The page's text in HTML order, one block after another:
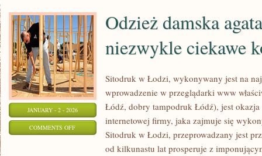
JANUARY - 2 - 2026
COMMENTS OFFON
Odzież damska
niezwykle ciekawe
Sitodruk w Łodzi, wykonywany jest na
wprowadzenie w przeglądarki www
Łódź, dobry tampodruk Łódź), jest
internetowej firmy, jaka zajmuje się
Sitodruk w Łodzi, przeprowadzany jest
od kilkunastu lat prosperuje z